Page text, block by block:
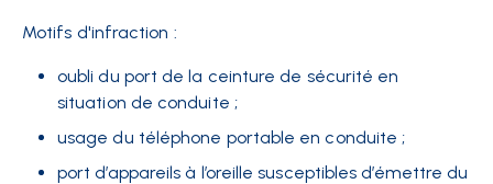
Motifs d'infraction :
oubli du port de la ceinture de sécurité en
situation de conduite ;
usage du téléphone portable en conduite ;
port d’appareils à l’oreille susceptibles d’émettre du